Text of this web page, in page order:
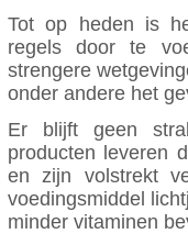
Tot op heden is
regels door te
strengere
onder andere het
Er blijft geen
producten leveren
en zijn volstrekt
voedingsmiddel
minder vitaminen